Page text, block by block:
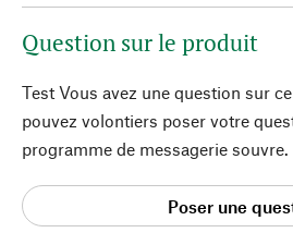
Question sur le produit
Test Vous avez une question sur
pouvez volontiers poser votre
programme de messagerie souvre.
Poser une